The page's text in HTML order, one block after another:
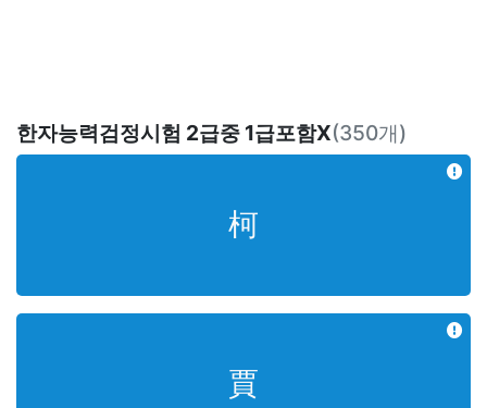
한자능력검정시험 2급중 1급포함X(350개)
柯
가지 가
賈
성(姓) 가 | 장사 고